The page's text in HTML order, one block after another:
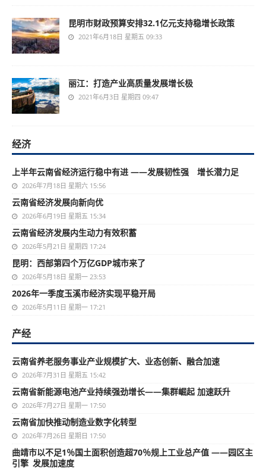
昆明市财政预算安排32.1亿元支持稳增长政策
2021年6月18日 星期五 09:33
丽江：打造产业高质量发展增长极
2021年6月3日 星期四 09:47
经济
上半年云南省经济运行稳中有进 ——发展韧性强 增长潜力足
2026年7月18日 星期六 15:56
云南省经济发展向新向优
2026年6月19日 星期五 15:34
云南省经济发展内生动力有效积蓄
2026年5月21日 星期四 17:24
昆明：西部第四个万亿GDP城市来了
2026年5月18日 星期一 23:53
2026年一季度玉溪市经济实现平稳开局
2026年5月11日 星期一 17:21
产经
云南省养老服务事业产业规模扩大、业态创新、融合加速
2026年7月31日 星期五 15:42
云南省新能源电池产业持续强劲增长——集群崛起 加速跃升
2026年7月27日 星期一 17:50
云南省加快推动制造业数字化转型
2026年7月26日 星期日 17:50
曲靖市以不足1％国土面积创造超70％规上工业总产值 ——园区主
引擎 发展加速度